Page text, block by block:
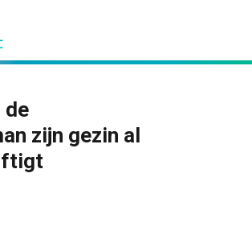
de
zijn gezin al